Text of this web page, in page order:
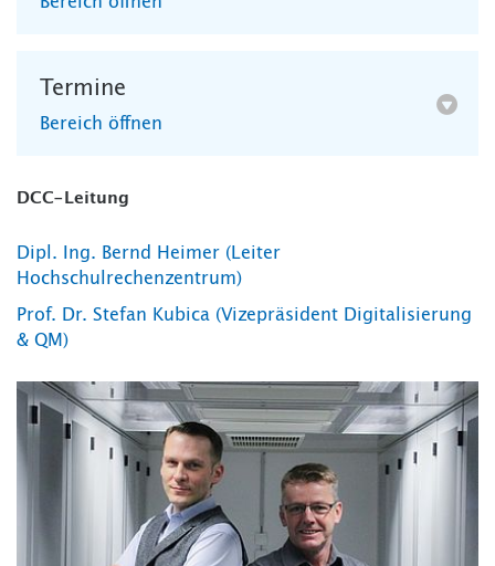
Termine
Bereich öffnen
DCC-Leitung
Dipl. Ing. Bernd Heimer (Leiter
Hochschulrechenzentrum)
Prof. Dr. Stefan Kubica (Vizepräsident Digitalisierung
& QM)